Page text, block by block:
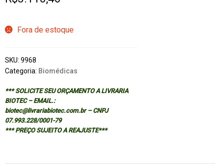
Fora de estoque
SKU: 9968
Categoria: Biomédicas
*** SOLICITE SEU ORÇAMENTO A LIVRARIA
BIOTEC – EMAIL.:
biotec@livrariabiotec.com.br – CNPJ
07.993.228/0001-79
*** PREÇO SUJEITO A REAJUSTE***